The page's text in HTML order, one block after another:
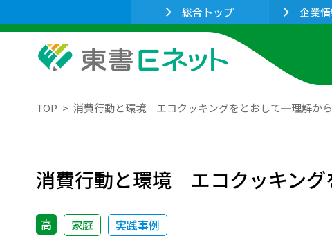
総合トップ 企業
TOP 消費行動と環境 エコクッキングをとおして─理解か
消費行動と環境 エコクッキン
高 家庭 実践事例